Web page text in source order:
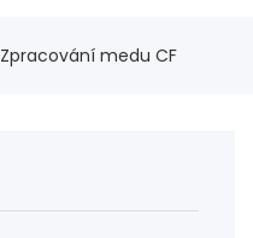
Zpracování medu CF